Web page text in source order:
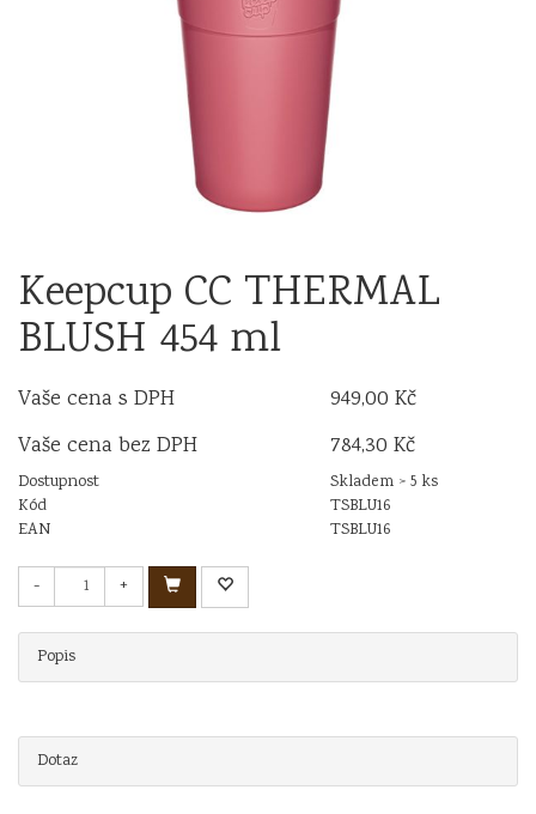
Keepcup CC THERMAL
BLUSH 454 ml
Vaše cena s DPH
949,00 Kč
Vaše cena bez DPH
784,30 Kč
Dostupnost
Skladem > 5 ks
Kód
TSBLU16
EAN
TSBLU16
- +
Popis
Dotaz